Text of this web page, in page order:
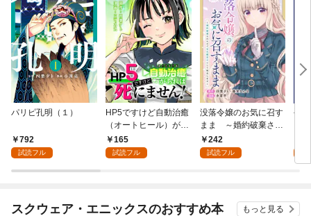
パリピ孔明（１）
792
試読フル
HP5ですけど自動治癒
（オートヒール）があ
れば死にません！(話
売り) #1
165
試読フル
没落令嬢のお気に召す
まま ～婚約破棄され
たので宝石鑑定士とし
て独立します～（コミ
242
試読フル
手
スクウェア・エニックスのおすすめ本 もっと見る